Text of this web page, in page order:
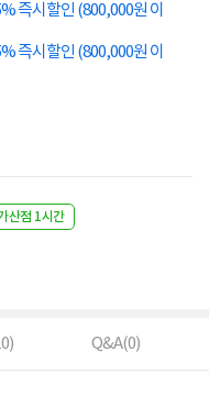
즉시할인 (800,000원 이
즉시할인 (800,000원 이
산점 1시간
) Q&A(0)